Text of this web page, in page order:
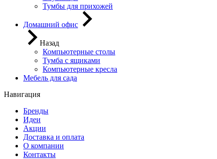
Тумбы для прихожей
Домашний офис
Назад
Компьютерные столы
Тумба с ящиками
Компьютерные кресла
Мебель для сада
Навигация
Бренды
Идеи
Акции
Доставка и оплата
О компании
Контакты